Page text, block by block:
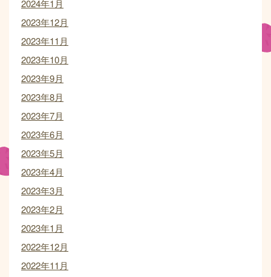
2024年1月
2023年12月
2023年11月
2023年10月
2023年9月
2023年8月
2023年7月
2023年6月
2023年5月
2023年4月
2023年3月
2023年2月
2023年1月
2022年12月
2022年11月